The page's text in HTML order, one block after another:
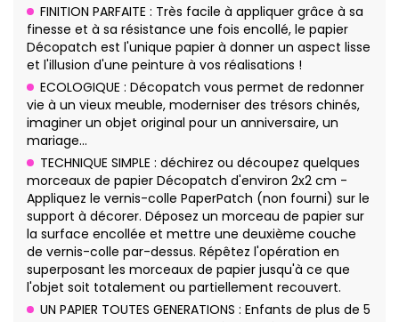
FINITION PARFAITE : Très facile à appliquer grâce à sa
finesse et à sa résistance une fois encollé, le papier
Décopatch est l'unique papier à donner un aspect lisse
et l'illusion d'une peinture à vos réalisations !
ECOLOGIQUE : Décopatch vous permet de redonner
vie à un vieux meuble, moderniser des trésors chinés,
imaginer un objet original pour un anniversaire, un
mariage…
TECHNIQUE SIMPLE : déchirez ou découpez quelques
morceaux de papier Décopatch d'environ 2x2 cm -
Appliquez le vernis-colle PaperPatch (non fourni) sur le
support à décorer. Déposez un morceau de papier sur
la surface encollée et mettre une deuxième couche
de vernis-colle par-dessus. Répêtez l'opération en
superposant les morceaux de papier jusqu'à ce que
l'objet soit totalement ou partiellement recouvert.
UN PAPIER TOUTES GENERATIONS : Enfants de plus de 5